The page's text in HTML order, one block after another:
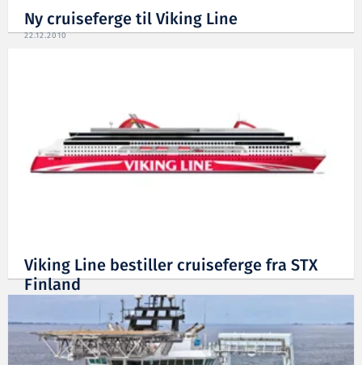
Ny cruiseferge til Viking Line
22.12.2010
Viking Line bestiller cruiseferge fra STX
Finland